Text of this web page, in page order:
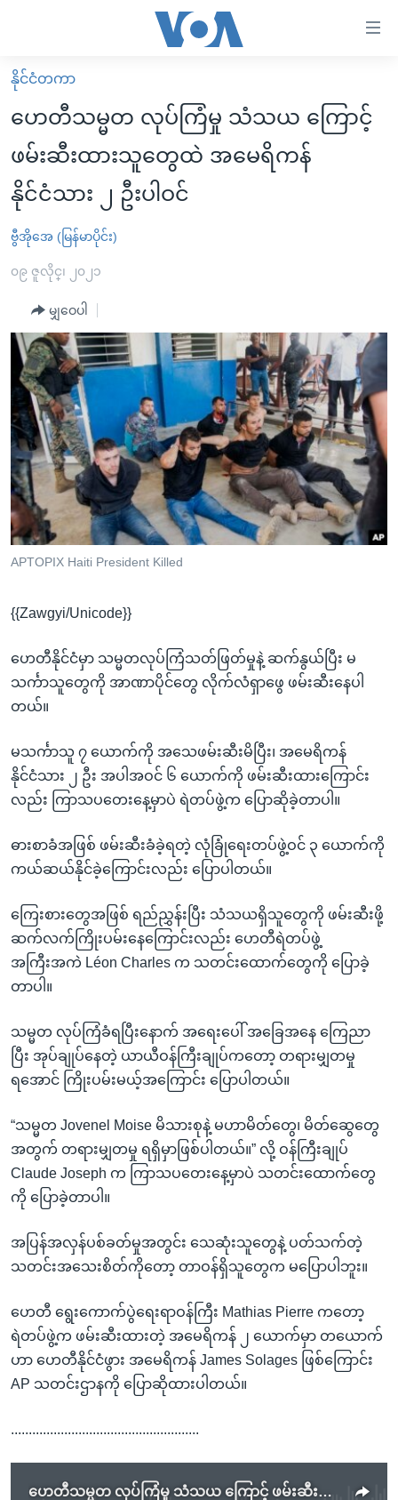
လွယ်ကူ
စေ
သည့်
Link
များ
ပင်မ
ကျော်
ကြည့်
ပင်မ
အ
ညွန်း
စာမျက်နှာ
သို့
ကျော်
ကြည့်
ရန်
ရှာဖွေ
နေရာ
ကျော်
ရန်
မူလစာမျက်နှာ
မြန်မာ
ကမ္ဘာ့သတင်းများ
နိုင်ငံတကာ
အစ္စရေး-ပါလက်စတိုင်း
ဗွီဒီယို
အင်္ဂလိပ်စာလေ့လာမယ်
အမေရိကန်သုံးအီဒီယံ
မကြေးမုံရဲ့ အင်္ဂလိပ်စာ
ရုပ်ရှင်ထဲက အင်္ဂလိပ်စာ
သုတပဒေသာ အင်္ဂလိပ်စာ
အပတ်စဉ်ကဏ္ဍများ
ရေဒီယို
တီဗွီ
ရေဒီယိုနှင့်ရုပ်သံ အချက်အလက်များ
ရေဒီယို/တီဗွီအစီအစဉ်
Learning English
ဗွီအိုအေ လူမှုကွန်ယက်များ
ဘာသာစကားများ
နိုင်ငံတကာ
ဟေတီသမ္မတ လုပ်ကြံမှု သံသယ ကြောင့်
ဖမ်းဆီးထားသူတွေထဲ အမေရိကန်
နိုင်ငံသား ၂ ဦးပါဝင်
ဗွီအိုအေ (မြန်မာပိုင်း)
၀၉ ဇူလိုင္၊ ၂၀၂၁
မျှဝေပါ
APTOPIX Haiti President Killed
{{Zawgyi/Unicode}}
ဟေတီနိုင်ငံမှာ သမ္မတလုပ်ကြံသတ်ဖြတ်မှုနဲ့ ဆက်နွယ်ပြီး မ
သင်္ကာသူတွေကို အာဏာပိုင်တွေ လိုက်လံရှာဖွေ ဖမ်းဆီးနေပါ
တယ်။
မသင်္ကာသူ ၇ ယောက်ကို အသေဖမ်းဆီးမိပြီး၊ အမေရိကန်
နိုင်ငံသား ၂ ဦး အပါအဝင် ၆ ယောက်ကို ဖမ်းဆီးထားကြောင်း
လည်း ကြာသပတေးနေ့မှာပဲ ရဲတပ်ဖွဲ့က ပြောဆိုခဲ့တာပါ။
ဓားစာခံအဖြစ် ဖမ်းဆီးခံခဲ့ရတဲ့ လုံခြုံရေးတပ်ဖွဲ့ဝင် ၃ ယောက်ကို
ကယ်ဆယ်နိုင်ခဲ့ကြောင်းလည်း ပြောပါတယ်။
ကြေးစားတွေအဖြစ် ရည်ညွှန်းပြီး သံသယရှိသူတွေကို ဖမ်းဆီးဖို့
ဆက်လက်ကြိုးပမ်းနေကြောင်းလည်း ဟေတီရဲတပ်ဖွဲ့
အကြီးအကဲ Léon Charles က သတင်းထောက်တွေကို ပြောခဲ့
တာပါ။
သမ္မတ လုပ်ကြံခံရပြီးနောက် အရေးပေါ် အခြေအနေ ကြေညာ
ပြီး အုပ်ချုပ်နေတဲ့ ယာယီဝန်ကြီးချုပ်ကတော့ တရားမျှတမှု
ရအောင် ကြိုးပမ်းမယ့်အကြောင်း ပြောပါတယ်။
“သမ္မတ Jovenel Moise မိသားစုနဲ့ မဟာမိတ်တွေ၊ မိတ်ဆွေတွေ
အတွက် တရားမျှတမှု ရရှိမှာဖြစ်ပါတယ်။” လို့ ဝန်ကြီးချုပ်
Claude Joseph က ကြာသပတေးနေ့မှာပဲ သတင်းထောက်တွေ
ကို ပြောခဲ့တာပါ။
အပြန်အလှန်ပစ်ခတ်မှုအတွင်း သေဆုံးသူတွေနဲ့ ပတ်သက်တဲ့
သတင်းအသေးစိတ်ကိုတော့ တာဝန်ရှိသူတွေက မပြောပါဘူး။
ဟေတီ ရွေးကောက်ပွဲရေးရာဝန်ကြီး Mathias Pierre ကတော့
ရဲတပ်ဖွဲ့က ဖမ်းဆီးထားတဲ့ အမေရိကန် ၂ ယောက်မှာ တယောက်
ဟာ ဟေတီနိုင်ငံဖွား အမေရိကန် James Solages ဖြစ်ကြောင်း
AP သတင်းဌာနကို ပြောဆိုထားပါတယ်။
.....................................................
ဟေတီသမ္မတ လုပ်ကြံမှု သံသယ ကြောင့် ဖမ်းဆီးထားသူတွေထဲ အမေရိကန်နိုင်ငံသား ၂ ဦးပါဝင်